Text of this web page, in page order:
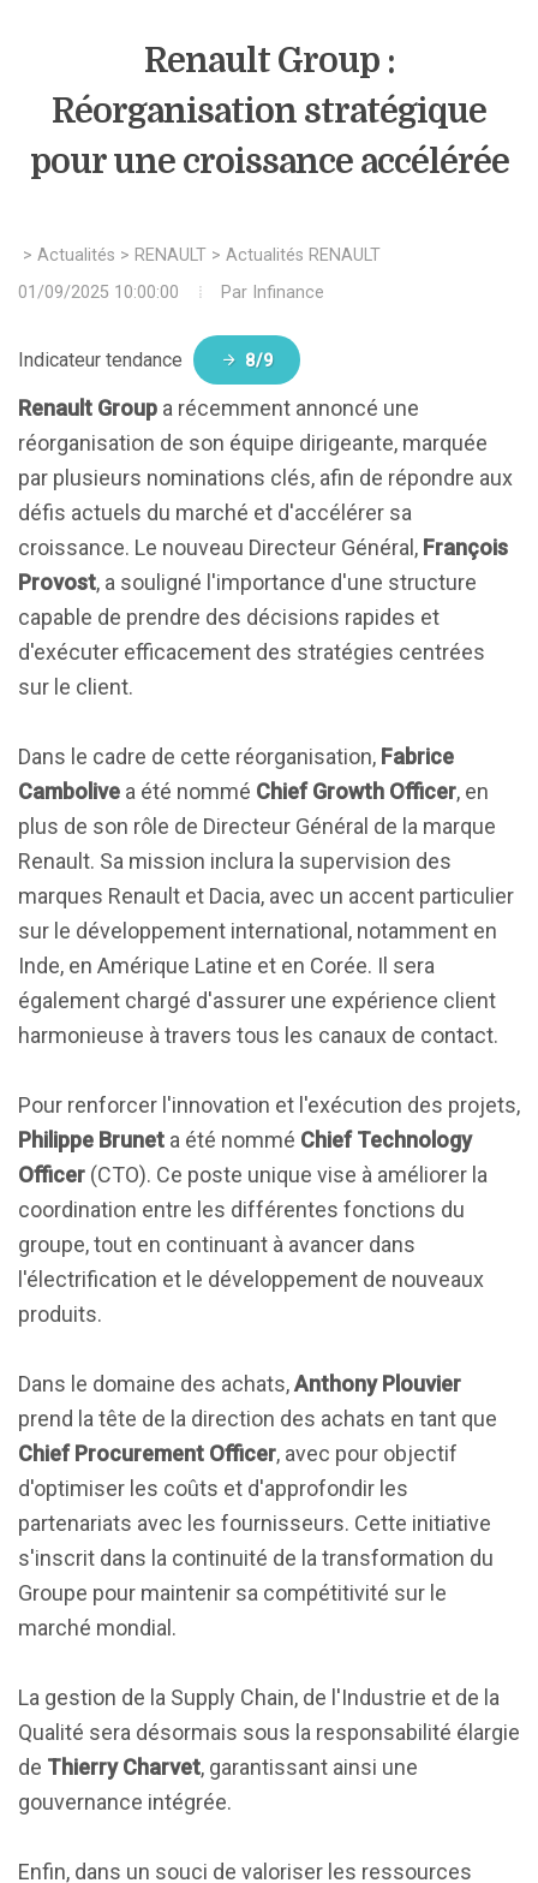
Renault Group :
Réorganisation stratégique
pour une croissance accélérée
> Actualités > RENAULT > Actualités RENAULT
01/09/2025 10:00:00
Par Infinance
Indicateur tendance 8/9
Renault Group a récemment annoncé une
réorganisation de son équipe dirigeante, marquée
par plusieurs nominations clés, afin de répondre aux
défis actuels du marché et d'accélérer sa
croissance. Le nouveau Directeur Général, François
Provost, a souligné l'importance d'une structure
capable de prendre des décisions rapides et
d'exécuter efficacement des stratégies centrées
sur le client.
Dans le cadre de cette réorganisation, Fabrice
Cambolive a été nommé Chief Growth Officer, en
plus de son rôle de Directeur Général de la marque
Renault. Sa mission inclura la supervision des
marques Renault et Dacia, avec un accent particulier
sur le développement international, notamment en
Inde, en Amérique Latine et en Corée. Il sera
également chargé d'assurer une expérience client
harmonieuse à travers tous les canaux de contact.
Pour renforcer l'innovation et l'exécution des projets,
Philippe Brunet a été nommé Chief Technology
Officer (CTO). Ce poste unique vise à améliorer la
coordination entre les différentes fonctions du
groupe, tout en continuant à avancer dans
l'électrification et le développement de nouveaux
produits.
Dans le domaine des achats,Anthony Plouvier
prend la tête de la direction des achats en tant que
Chief Procurement Officer, avec pour objectif
d'optimiser les coûts et d'approfondir les
partenariats avec les fournisseurs. Cette initiative
s'inscrit dans la continuité de la transformation du
Groupe pour maintenir sa compétitivité sur le
marché mondial.
La gestion de la Supply Chain, de l'Industrie et de la
Qualité sera désormais sous la responsabilité élargie
de Thierry Charvet, garantissant ainsi une
gouvernance intégrée.
Enfin, dans un souci de valoriser les ressources